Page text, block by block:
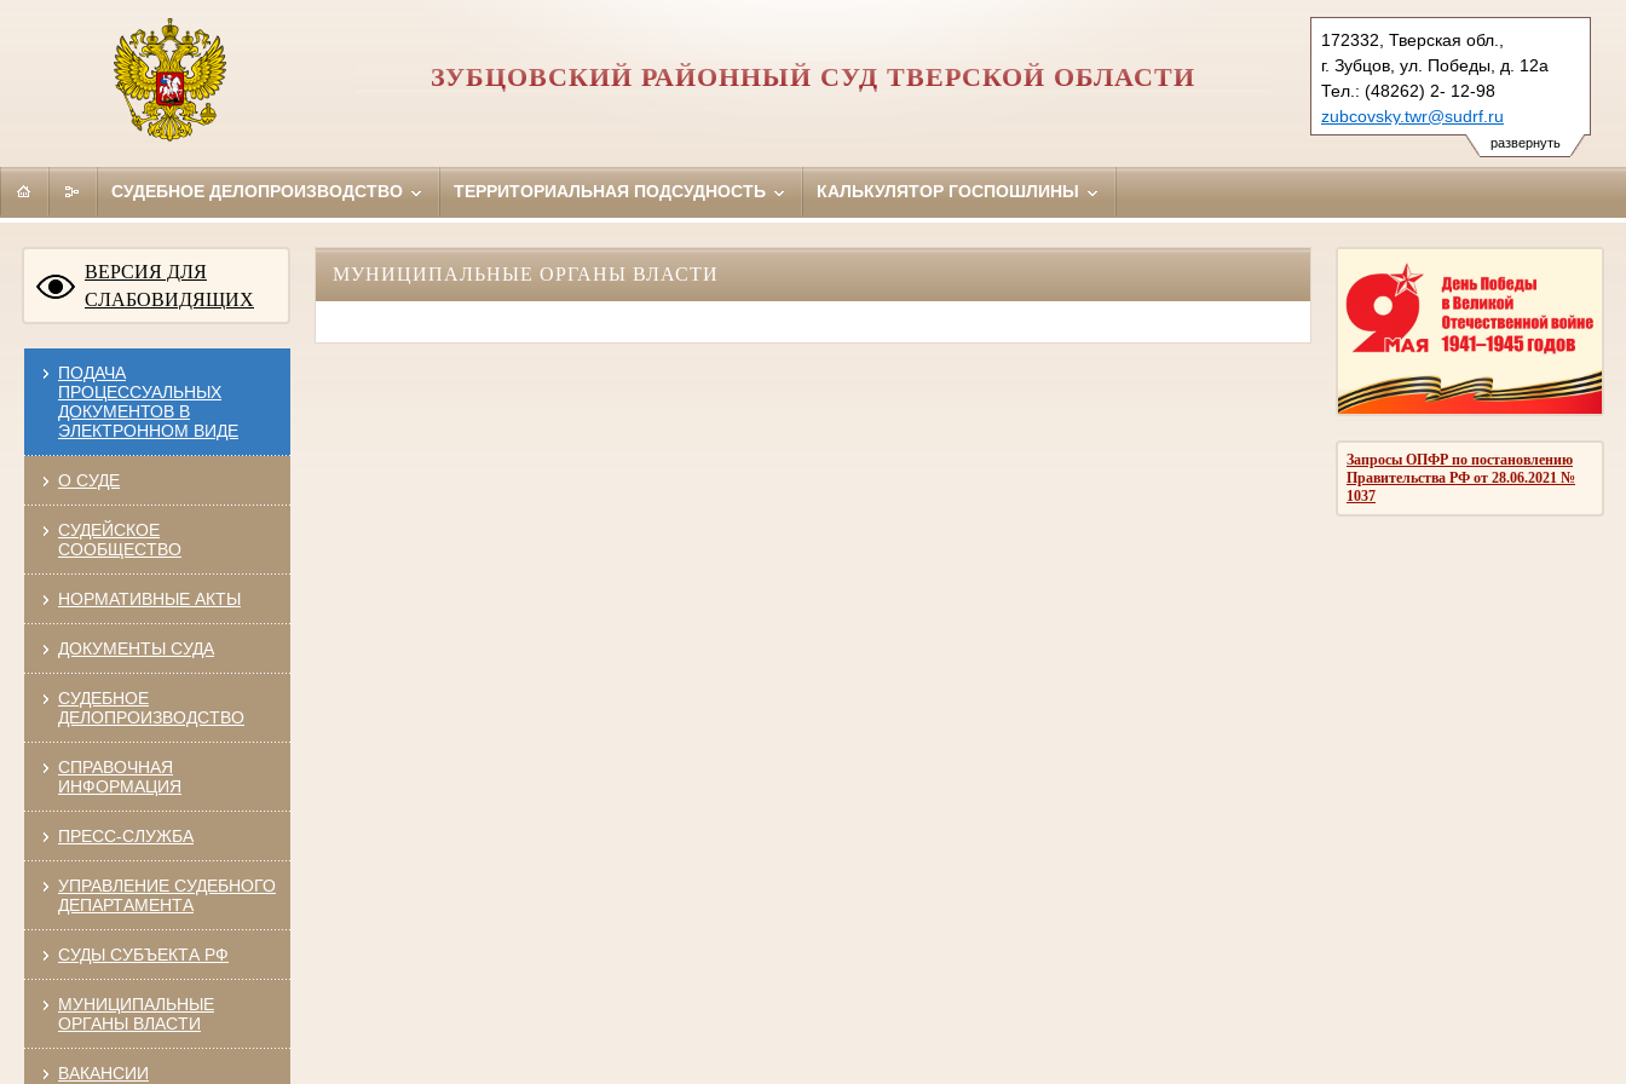
развернуть
172332, Тверская обл.,
г. Зубцов, ул. Победы, д. 12а
Тел.: (48262) 2- 12-98
zubcovsky.twr@sudrf.ru
ЗУБЦОВСКИЙ РАЙОННЫЙ СУД ТВЕРСКОЙ ОБЛАСТИ
СУДЕБНОЕ ДЕЛОПРОИЗВОДСТВО ТЕРРИТОРИАЛЬНАЯ ПОДСУДНОСТЬ КАЛЬКУЛЯТОР ГОСПОШЛИНЫ
ВЕРСИЯ ДЛЯ
СЛАБОВИДЯЩИХ
ПОДАЧА
ПРОЦЕССУАЛЬНЫХ
ДОКУМЕНТОВ В
ЭЛЕКТРОННОМ ВИДЕ
О СУДЕ
СУДЕЙСКОЕ
СООБЩЕСТВО
НОРМАТИВНЫЕ АКТЫ
ДОКУМЕНТЫ СУДА
СУДЕБНОЕ
ДЕЛОПРОИЗВОДСТВО
СПРАВОЧНАЯ
ИНФОРМАЦИЯ
ПРЕСС-СЛУЖБА
УПРАВЛЕНИЕ СУДЕБНОГО
ДЕПАРТАМЕНТА
СУДЫ СУБЪЕКТА РФ
МУНИЦИПАЛЬНЫЕ
ОРГАНЫ ВЛАСТИ
ВАКАНСИИ
Запросы ОПФР по постановлению
Правительства РФ от 28.06.2021 №
1037
МУНИЦИПАЛЬНЫЕ ОРГАНЫ ВЛАСТИ